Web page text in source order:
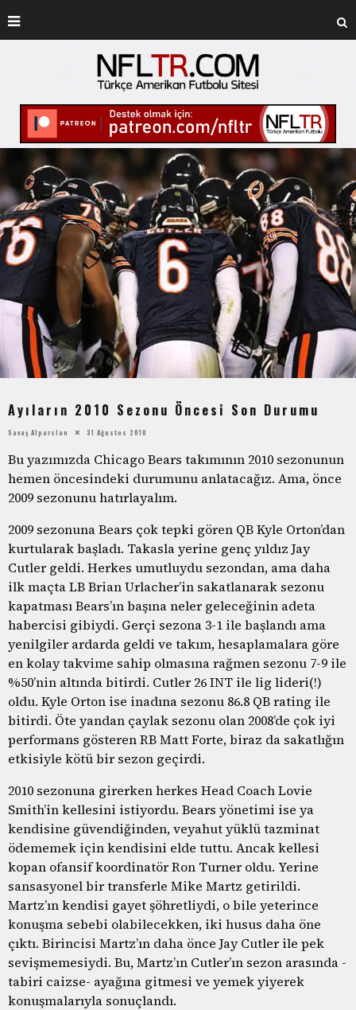
Ayıların 2010 Sezonu Öncesi Son Durumu
Savaş Alparslan 31 Ağustos 2010
Bu yazımızda Chicago Bears takımının 2010 sezonunun
hemen öncesindeki durumunu anlatacağız. Ama, önce
2009 sezonunu hatırlayalım.
2009 sezonuna Bears çok tepki gören QB Kyle Orton’dan
kurtularak başladı. Takasla yerine genç yıldız Jay
Cutler geldi. Herkes umutluydu sezondan, ama daha
ilk maçta LB Brian Urlacher’in sakatlanarak sezonu
kapatması Bears’ın başına neler geleceğinin adeta
habercisi gibiydi. Gerçi sezona 3-1 ile başlandı ama
yenilgiler ardarda geldi ve takım, hesaplamalara göre
en kolay takvime sahip olmasına rağmen sezonu 7-9 ile
%50’nin altında bitirdi. Cutler 26 INT ile lig lideri(!)
oldu. Kyle Orton ise inadına sezonu 86.8 QB rating ile
bitirdi. Öte yandan çaylak sezonu olan 2008’de çok iyi
performans gösteren RB Matt Forte, biraz da sakatlığın
etkisiyle kötü bir sezon geçirdi.
2010 sezonuna girerken herkes Head Coach Lovie
Smith’in kellesini istiyordu. Bears yönetimi ise ya
kendisine güvendiğinden, veyahut yüklü tazminat
ödememek için kendisini elde tuttu. Ancak kellesi
kopan ofansif koordinatör Ron Turner oldu. Yerine
sansasyonel bir transferle Mike Martz getirildi.
Martz’ın kendisi gayet şöhretliydi, o bile yeterince
konuşma sebebi olabilecekken, iki husus daha öne
çıktı. Birincisi Martz’ın daha önce Jay Cutler ile pek
sevişmemesiydi. Bu, Martz’ın Cutler’ın sezon arasında -
tabiri caizse- ayağına gitmesi ve yemek yiyerek
konuşmalarıyla sonuçlandı.